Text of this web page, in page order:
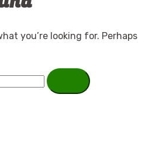
you’re looking for. Perhaps